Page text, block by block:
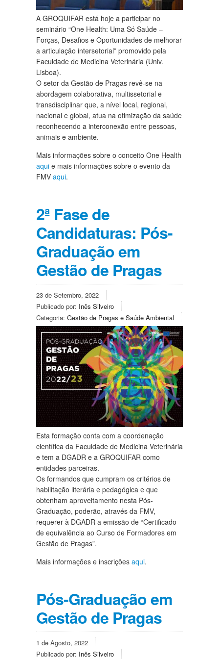
A GROQUIFAR está hoje a participar no
seminário “One Health: Uma Só Saúde –
Forças, Desafios e Oportunidades de melhorar
a articulação intersetorial” promovido pela
Faculdade de Medicina Veterinária (Univ.
Lisboa).
O setor da Gestão de Pragas revê-se na
abordagem colaborativa, multissetorial e
transdisciplinar que, a nível local, regional,
nacional e global, atua na otimização da saúde
reconhecendo a interconexão entre pessoas,
animais e ambiente.
Mais informações sobre o conceito One Health
aqui e mais informações sobre o evento da
FMV aqui.
2ª Fase de
Candidaturas: Pós-
Graduação em
Gestão de Pragas
23 de Setembro, 2022
Publicado por: Inês Silveiro
Categoria: Gestão de Pragas e Saúde Ambiental
Esta formação conta com a coordenação
científica da Faculdade de Medicina Veterinária
e tem a DGADR e a GROQUIFAR como
entidades parceiras.
Os formandos que cumpram os critérios de
habilitação literária e pedagógica e que
obtenham aproveitamento nesta Pós-
Graduação, poderão, através da FMV,
requerer à DGADR a emissão de “Certificado
de equivalência ao Curso de Formadores em
Gestão de Pragas”.
Mais informações e inscrições aqui.
Pós-Graduação em
Gestão de Pragas
1 de Agosto, 2022
Publicado por: Inês Silveiro